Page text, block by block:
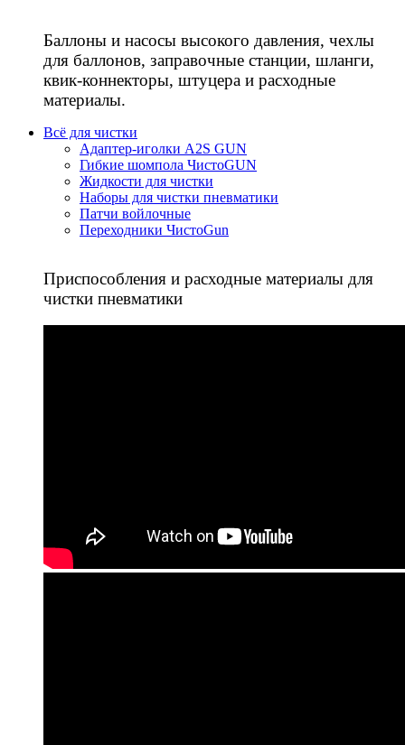
Баллоны и насосы высокого давления, чехлы
для баллонов, заправочные станции, шланги,
квик-коннекторы, штуцера и расходные
материалы.
Всё для чистки
Адаптер-иголки A2S GUN
Гибкие шомпола ЧистоGUN
Жидкости для чистки
Наборы для чистки пневматики
Патчи войлочные
Переходники ЧистоGun
Приспособления и расходные материалы для
чистки пневматики